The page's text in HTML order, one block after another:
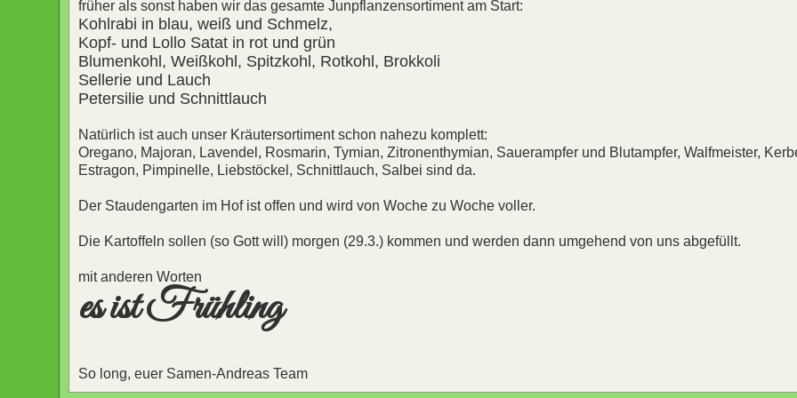
früher als sonst haben wir das gesamte Junpflanzensortiment am Start:
Kohlrabi in blau, weiß und Schmelz,
Kopf- und Lollo Satat in rot und grün
Blumenkohl, Weißkohl, Spitzkohl, Rotkohl, Brokkoli
Sellerie und Lauch
Petersilie und Schnittlauch
Natürlich ist auch unser Kräutersortiment schon nahezu komplett:
Oregano, Majoran, Lavendel, Rosmarin, Tymian, Zitronenthymian, Sauerampfer und Blutampfer, Walfmeister,
Estragon, Pimpinelle, Liebstöckel, Schnittlauch, Salbei sind da.
Der Staudengarten im Hof ist offen und wird von Woche zu Woche voller.
Die Kartoffeln sollen (so Gott will) morgen (29.3.) kommen und werden dann umgehend von uns abgefüllt.
mit anderen Worten
es ist Frühling
So long, euer Samen-Andreas Team